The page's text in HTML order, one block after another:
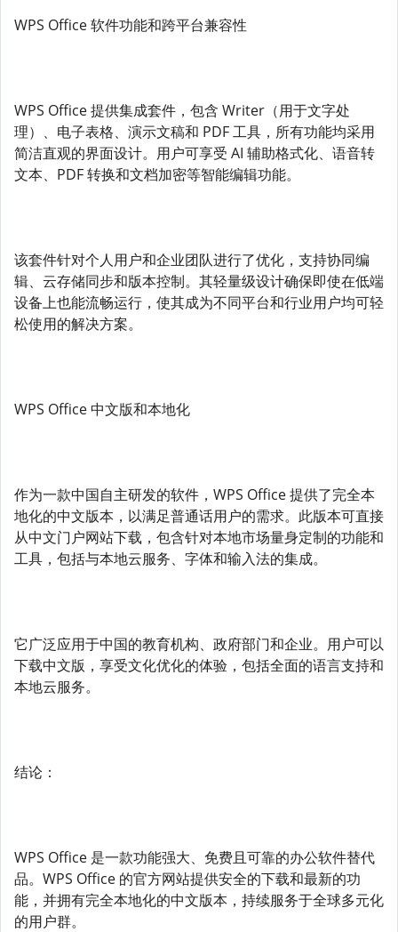
WPS Office 软件功能和跨平台兼容性
WPS Office 提供集成套件，包含 Writer（用于文字处
理）、电子表格、演示文稿和 PDF 工具，所有功能均采用
简洁直观的界面设计。用户可享受 AI 辅助格式化、语音转
文本、PDF 转换和文档加密等智能编辑功能。
该套件针对个人用户和企业团队进行了优化，支持协同编
辑、云存储同步和版本控制。其轻量级设计确保即使在低端
设备上也能流畅运行，使其成为不同平台和行业用户均可轻
松使用的解决方案。
WPS Office 中文版和本地化
作为一款中国自主研发的软件，WPS Office 提供了完全本
地化的中文版本，以满足普通话用户的需求。此版本可直接
从中文门户网站下载，包含针对本地市场量身定制的功能和
工具，包括与本地云服务、字体和输入法的集成。
它广泛应用于中国的教育机构、政府部门和企业。用户可以
下载中文版，享受文化优化的体验，包括全面的语言支持和
本地云服务。
结论：
WPS Office 是一款功能强大、免费且可靠的办公软件替代
品。WPS Office 的官方网站提供安全的下载和最新的功
能，并拥有完全本地化的中文版本，持续服务于全球多元化
的用户群。